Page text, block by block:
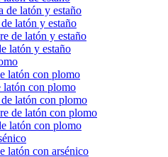
de latón y estaño
latón y estaño
de latón y estaño
latón y estaño
latón con plomo
latón con plomo
latón con plomo
de latón con plomo
latón con plomo
latón con arsénico